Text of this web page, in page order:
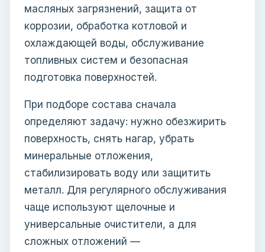
масляных загрязнений, защита от
коррозии, обработка котловой и
охлаждающей воды, обслуживание
топливных систем и безопасная
подготовка поверхностей.
При подборе состава сначала
определяют задачу: нужно обезжирить
поверхность, снять нагар, убрать
минеральные отложения,
стабилизировать воду или защитить
металл. Для регулярного обслуживания
чаще используют щелочные и
универсальные очистители, а для
сложных отложений —